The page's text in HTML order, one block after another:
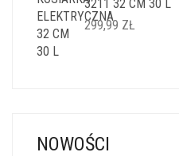
3211 32 CM 30 L
299,99 ZŁ
NOWOŚCI